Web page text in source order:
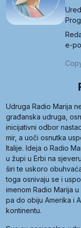
e-
Udruga Radio Marija
građanska udruga,
inicijativni odbor
mir, a uoči osnutka
Italije. Ideja o Radio
u župi u Erbi na
širi te uskoro
toga osnivaju se i
imenom Radio Marija
pa do obiju Amerika i
kontinentu.